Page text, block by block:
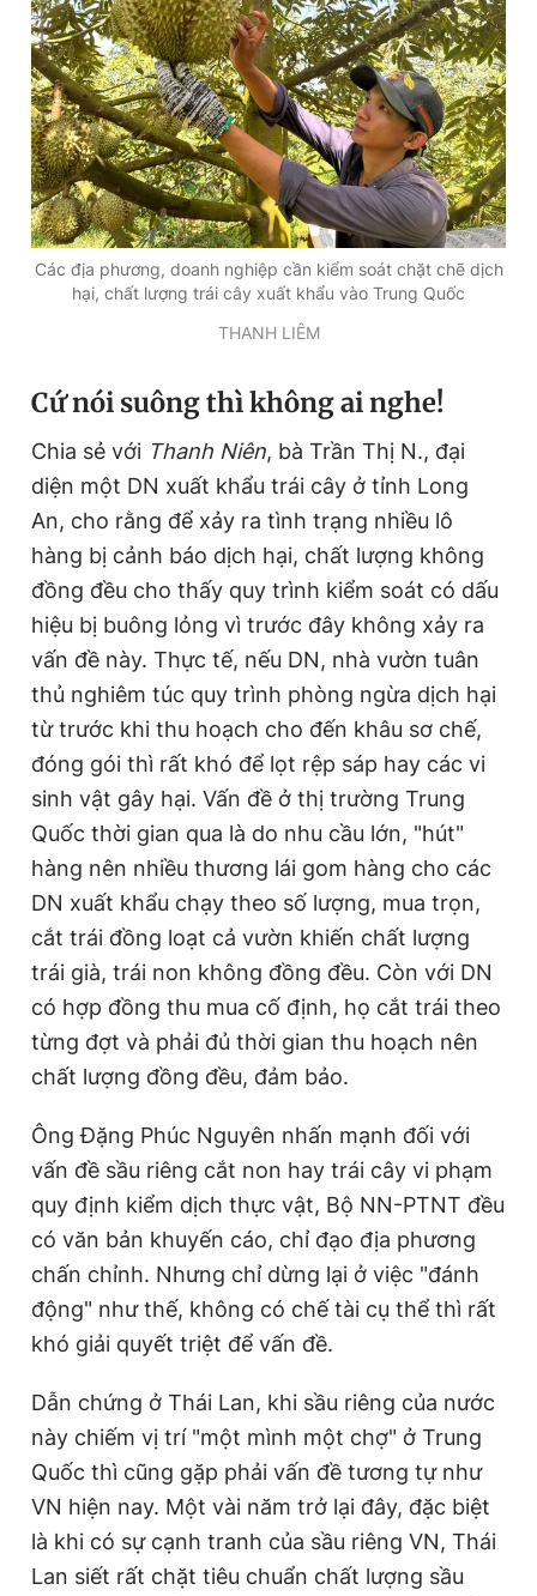
Các địa phương, doanh nghiệp cần kiểm soát chặt chẽ dịch
hại, chất lượng trái cây xuất khẩu vào Trung Quốc
THANH LIÊM
Cứ nói suông thì không ai nghe!
Chia sẻ với Thanh Niên, bà Trần Thị N., đại
diện một DN xuất khẩu trái cây ở tỉnh Long
An, cho rằng để xảy ra tình trạng nhiều lô
hàng bị cảnh báo dịch hại, chất lượng không
đồng đều cho thấy quy trình kiểm soát có dấu
hiệu bị buông lỏng vì trước đây không xảy ra
vấn đề này. Thực tế, nếu DN, nhà vườn tuân
thủ nghiêm túc quy trình phòng ngừa dịch hại
từ trước khi thu hoạch cho đến khâu sơ chế,
đóng gói thì rất khó để lọt rệp sáp hay các vi
sinh vật gây hại. Vấn đề ở thị trường Trung
Quốc thời gian qua là do nhu cầu lớn, "hút"
hàng nên nhiều thương lái gom hàng cho các
DN xuất khẩu chạy theo số lượng, mua trọn,
cắt trái đồng loạt cả vườn khiến chất lượng
trái già, trái non không đồng đều. Còn với DN
có hợp đồng thu mua cố định, họ cắt trái theo
từng đợt và phải đủ thời gian thu hoạch nên
chất lượng đồng đều, đảm bảo.
Ông Đặng Phúc Nguyên nhấn mạnh đối với
vấn đề sầu riêng cắt non hay trái cây vi phạm
quy định kiểm dịch thực vật, Bộ NN-PTNT đều
có văn bản khuyến cáo, chỉ đạo địa phương
chấn chỉnh. Nhưng chỉ dừng lại ở việc "đánh
động" như thế, không có chế tài cụ thể thì rất
khó giải quyết triệt để vấn đề.
Dẫn chứng ở Thái Lan, khi sầu riêng của nước
này chiếm vị trí "một mình một chợ" ở Trung
Quốc thì cũng gặp phải vấn đề tương tự như
VN hiện nay. Một vài năm trở lại đây, đặc biệt
là khi có sự cạnh tranh của sầu riêng VN, Thái
Lan siết rất chặt tiêu chuẩn chất lượng sầu